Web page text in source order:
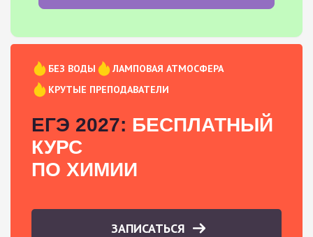
БЕЗ ВОДЫ
ЛАМПОВАЯ АТМОСФЕРА
КРУТЫЕ ПРЕПОДАВАТЕЛИ
ЕГЭ 2027: БЕСПЛАТНЫЙ
КУРС
ПО ХИМИИ
ЗАПИСАТЬСЯ